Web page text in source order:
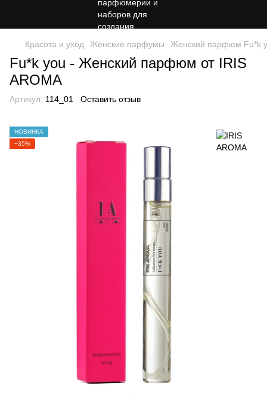
Красота и уход Женские парфумы Женский парфюм Fu*k
Fu*k you - Женский парфюм от IRIS
AROMA
Артикул: 114_01 Оставить отзыв
НОВИНКА
−35%